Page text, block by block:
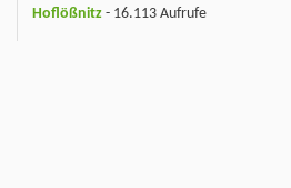
Hoflößnitz - 16.113 Aufrufe